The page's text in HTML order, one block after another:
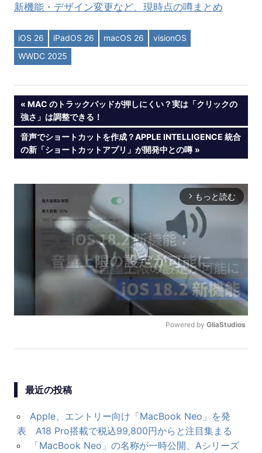
新機能・デザイン変更など、現時点の噂まとめ
iOS 26 iPadOS 26 macOS 26
visionOS
WWDC 2025
投
稿
ナ
ビ
ョ
ン
PREVIOUS
POST:
MAC のトラックパッドが押しにくい？実は「クリックの
強さ」は調整できる！
NEXT
POST:
音声でショートカットを作成？APPLE INTELLIGENCE 統合
の新「ショートカットアプリ」が開発中との噂
arrow_forward_ios もっと読む
Powered by GliaStudios
最近の投稿
Apple、エントリー向け「MacBook Neo」を発
表 A18 Pro搭載で税込99,800円からと注目集まる
「MacBook Neo」の名称が一時公開、Aシリーズ